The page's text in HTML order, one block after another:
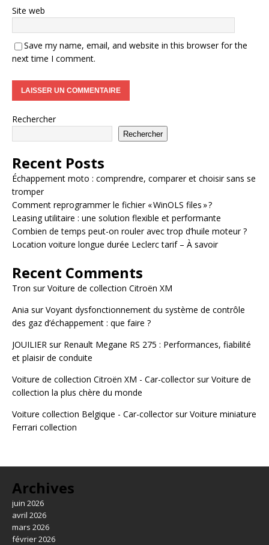
Site web
Save my name, email, and website in this browser for the
next time I comment.
Rechercher
Rechercher
Recent Posts
Échappement moto : comprendre, comparer et choisir sans se
tromper
Comment reprogrammer le fichier « WinOLS files » ?
Leasing utilitaire : une solution flexible et performante
Combien de temps peut-on rouler avec trop d’huile moteur ?
Location voiture longue durée Leclerc tarif – À savoir
Recent Comments
Tron surVoiture de collection Citroën XM
Ania surVoyant dysfonctionnement du système de contrôle
des gaz d’échappement : que faire ?
JOUILIER sur Renault Megane RS 275 : Performances, fiabilité
et plaisir de conduite
Voiture de collection Citroën XM - Car-collectorsurVoiture de
collection la plus chère du monde
Voiture collection Belgique - Car-collectorsurVoiture miniature
Ferrari collection
Archives
juin 2026
avril 2026
mars 2026
février 2026